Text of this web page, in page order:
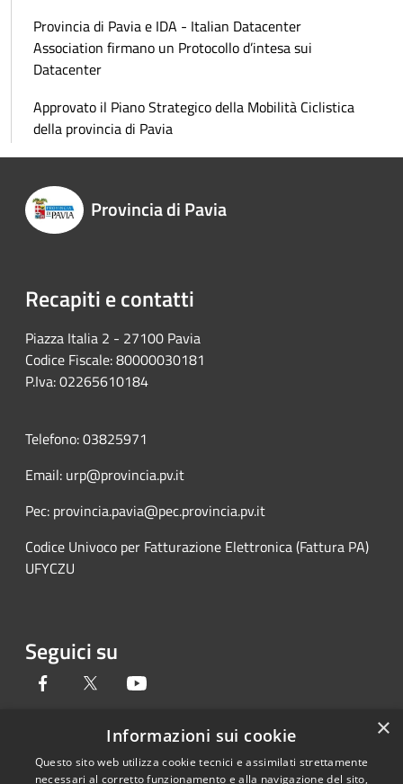
Provincia di Pavia e IDA - Italian Datacenter
Association firmano un Protocollo d’intesa sui
Datacenter
Approvato il Piano Strategico della Mobilità Ciclistica
della provincia di Pavia
Provincia di Pavia
Recapiti e contatti
Piazza Italia 2 - 27100 Pavia
Codice Fiscale: 80000030181
P.Iva: 02265610184
Telefono: 03825971
Email: urp@provincia.pv.it
Pec: provincia.pavia@pec.provincia.pv.it
Codice Univoco per Fatturazione Elettronica (Fattura PA)
UFYCZU
Seguici su
Facebook Twitter
RSS
Copyright © 2026 • Provincia di
×
Informazioni sui cookie
Questo sito web utilizza cookie tecnici e assimilati strettamente
necessari al corretto funzionamento e alla navigazione del sito,